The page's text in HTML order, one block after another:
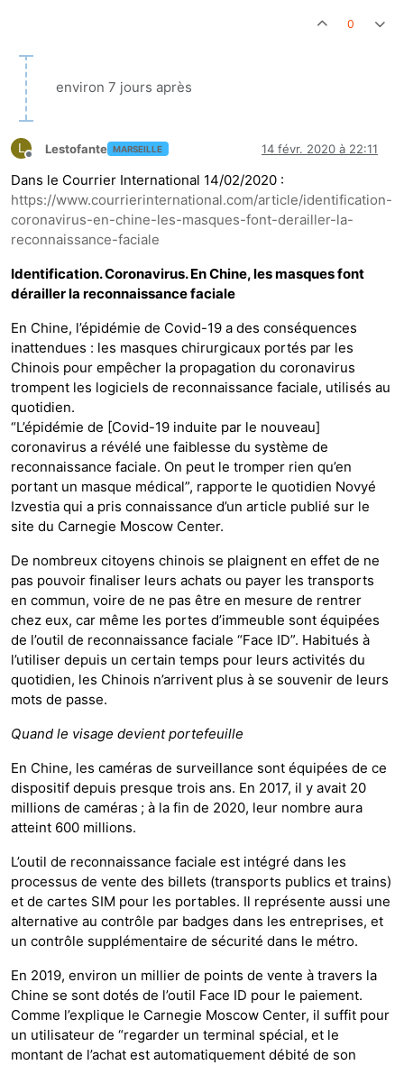
0
environ 7 jours après
L
Hors-ligne
Lestofante MARSEILLE 14 févr. 2020 à 22:11
Dans le Courrier International 14/02/2020 :
https://www.courrierinternational.com/article/identification-
coronavirus-en-chine-les-masques-font-derailler-la-
reconnaissance-faciale
Identification. Coronavirus. En Chine, les masques font
dérailler la reconnaissance faciale
En Chine, l’épidémie de Covid-19 a des conséquences
inattendues : les masques chirurgicaux portés par les
Chinois pour empêcher la propagation du coronavirus
trompent les logiciels de reconnaissance faciale, utilisés au
quotidien.
“L’épidémie de [Covid-19 induite par le nouveau]
coronavirus a révélé une faiblesse du système de
reconnaissance faciale. On peut le tromper rien qu’en
portant un masque médical”, rapporte le quotidien Novyé
Izvestia qui a pris connaissance d’un article publié sur le
site du Carnegie Moscow Center.
De nombreux citoyens chinois se plaignent en effet de ne
pas pouvoir finaliser leurs achats ou payer les transports
en commun, voire de ne pas être en mesure de rentrer
chez eux, car même les portes d’immeuble sont équipées
de l’outil de reconnaissance faciale “Face ID”. Habitués à
l’utiliser depuis un certain temps pour leurs activités du
quotidien, les Chinois n’arrivent plus à se souvenir de leurs
mots de passe.
Quand le visage devient portefeuille
En Chine, les caméras de surveillance sont équipées de ce
dispositif depuis presque trois ans. En 2017, il y avait 20
millions de caméras ; à la fin de 2020, leur nombre aura
atteint 600 millions.
L’outil de reconnaissance faciale est intégré dans les
processus de vente des billets (transports publics et trains)
et de cartes SIM pour les portables. Il représente aussi une
alternative au contrôle par badges dans les entreprises, et
un contrôle supplémentaire de sécurité dans le métro.
En 2019, environ un millier de points de vente à travers la
Chine se sont dotés de l’outil Face ID pour le paiement.
Comme l’explique le Carnegie Moscow Center, il suffit pour
un utilisateur de “regarder un terminal spécial, et le
montant de l’achat est automatiquement débité de son